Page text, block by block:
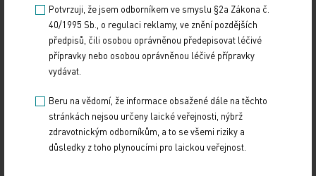
10. 3. 2025
19. světový kongres Controversies in Neurology (CONy)
se bude konat v termínu 20.–22. března 2025 v Praze.
Vystavování ePoukazů
17. 12. 2024
Dnešní Poradna přináší přehled o tom, jak funguje
ePoukaz, kde ho lze uplatnit a jaké možnosti má lékař
Potvrzuji, že jsem odborníkem ve smyslu §2a Zákona č.
40/1995 Sb., o regulaci reklamy, ve znění pozdějších
předpisů, čili osobou oprávněnou předepisovat léčivé
přípravky nebo osobou oprávněnou léčivé přípravky
vydávat.
Beru na vědomí, že informace obsažené dále na těchto
stránkách nejsou určeny laické veřejnosti, nýbrž
zdravotnickým odborníkům, a to se všemi riziky a
důsledky z toho plynoucími pro laickou veřejnost.